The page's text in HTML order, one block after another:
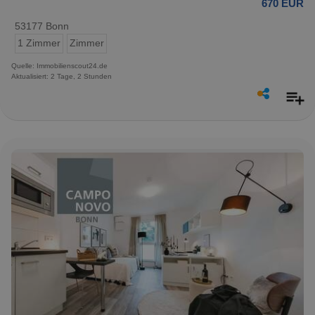
670 EUR
53177 Bonn
1 Zimmer
Zimmer
Quelle: Immobilienscout24.de
Aktualisiert: 2 Tage, 2 Stunden